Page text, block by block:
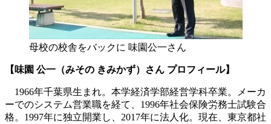
母校の校舎をバックに 味園公一さん
【味園 公一（みその きみかず）さん プロフィール】
1966年千葉県生まれ。本学経済学部経営学科卒業。メーカ
ーでのシステム営業職を経て、1996年社会保険労務士試験合
格。1997年に独立開業し、2017年に法人化。現在、東京都社